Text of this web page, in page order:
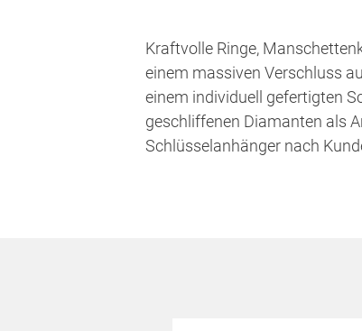
Kraftvolle Ringe,
einem massiven Verschluss
einem individuell gefertigten
geschliffenen Diamanten als
Schlüsselanhänger nach